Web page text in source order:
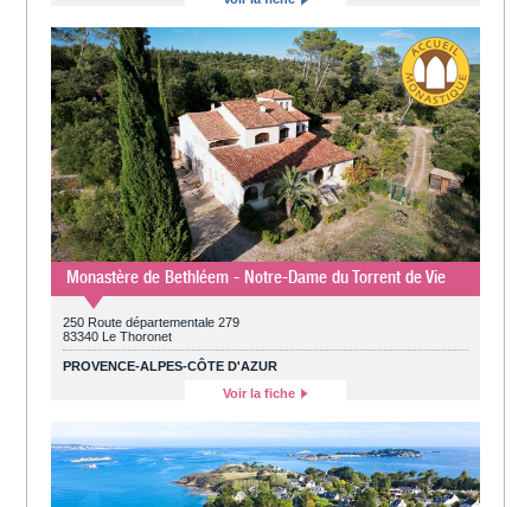
Monastère de Bethléem - Notre-Dame du Torrent de Vie
250 Route départementale 279
83340 Le Thoronet
PROVENCE-ALPES-CÔTE D'AZUR
Voir la fiche